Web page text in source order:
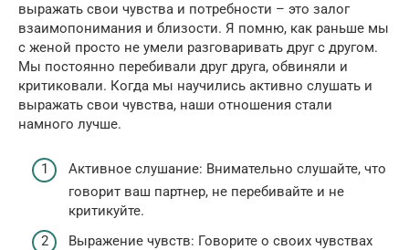
выражать свои чувства и потребности – это залог
взаимопонимания и близости. Я помню, как раньше мы
с женой просто не умели разговаривать друг с другом.
Мы постоянно перебивали друг друга, обвиняли и
критиковали. Когда мы научились активно слушать и
выражать свои чувства, наши отношения стали
намного лучше.
Активное слушание: Внимательно слушайте, что
говорит ваш партнер, не перебивайте и не
критикуйте.
Выражение чувств: Говорите о своих чувствах